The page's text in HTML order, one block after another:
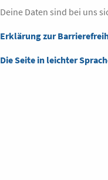
Deine Daten sind bei uns
Erklärung zur
Die Seite in leichter